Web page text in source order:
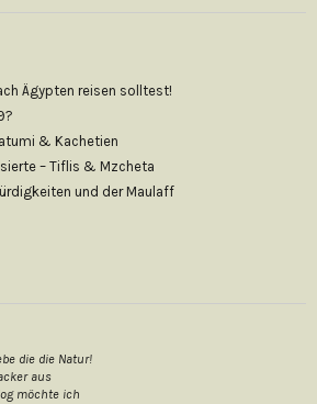
Ägypten reisen solltest!
& Kachetien
– Tiflis & Mzcheta
und der Maulaff
die die Natur!
aus
möchte ich